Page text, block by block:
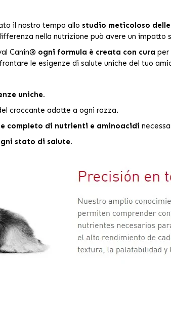
il nostro tempo allo studio meticoloso
nella nutrizione può avere un
Canin® ogni formula è creata con cura per
le esigenze di salute uniche del tuo
uniche.
croccante adatte a ogni razza.
completo di nutrienti e aminoacidi
stato di salute.